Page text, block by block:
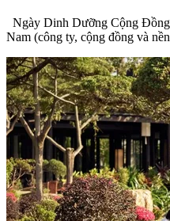
Ngày Dinh Dưỡng Cộng
Nam (công ty, cộng đồng và